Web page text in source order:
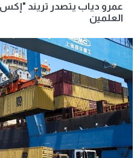
عمرو دياب يتصدر تريند
العلمين